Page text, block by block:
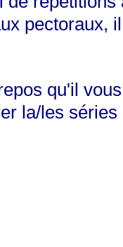
pectoraux,
qu'il
la/les séries